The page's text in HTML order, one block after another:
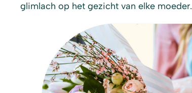
glimlach op het gezicht van elke moeder.